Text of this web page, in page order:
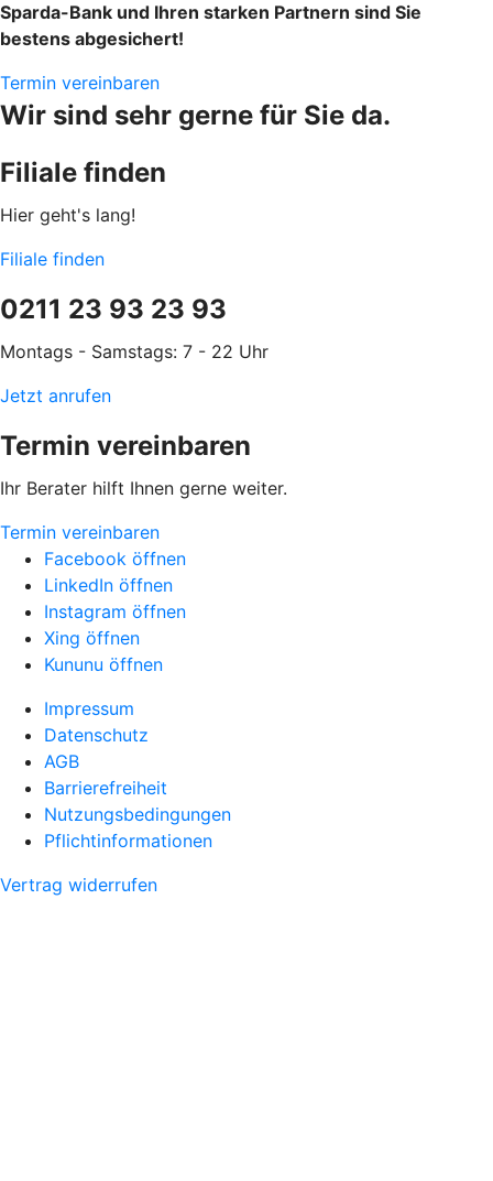
Sparda-Bank und Ihren starken Partnern sind Sie
bestens abgesichert!
Termin vereinbaren
Wir sind sehr gerne für Sie da.
Filiale finden
Hier geht's lang!
Filiale finden
0211 23 93 23 93
Montags - Samstags: 7 - 22 Uhr
Jetzt anrufen
Termin vereinbaren
Ihr Berater hilft Ihnen gerne weiter.
Termin vereinbaren
Facebook öffnen
LinkedIn öffnen
Instagram öffnen
Xing öffnen
Kununu öffnen
Impressum
Datenschutz
AGB
Barrierefreiheit
Nutzungsbedingungen
Pflichtinformationen
Vertrag widerrufen